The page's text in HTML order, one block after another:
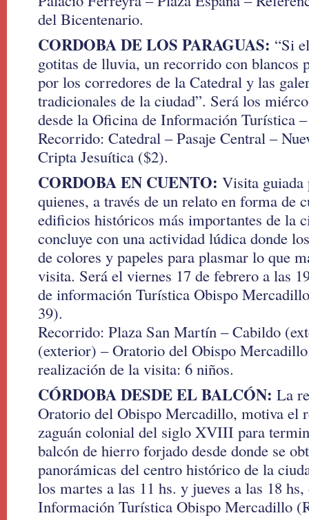
del Bicentenario.
CORDOBA DE LOS PARAGUAS: “Si
gotitas de lluvia, un recorrido con blancos
por los corredores de la Catedral y las
tradicionales de la ciudad”. Será los
desde la Oficina de Información Turística
Recorrido: Catedral – Pasaje Central –
Cripta Jesuítica ($2).
CORDOBA EN CUENTO: Visita guiada
quienes, a través de un relato en forma de
edificios históricos más importantes de la
concluye con una actividad lúdica donde
de colores y papeles para plasmar lo que
visita. Será el viernes 17 de febrero a las
de información Turística Obispo
39).
Recorrido: Plaza San Martín – Cabildo
(exterior) – Oratorio del Obispo
realización de la visita: 6 niños.
CÓRDOBA DESDE EL BALCÓN: La
Oratorio del Obispo Mercadillo, motiva el
zaguán colonial del siglo XVIII para
balcón de hierro forjado desde donde se
panorámicas del centro histórico de la
los martes a las 11 hs. y jueves a las 18
Información Turística Obispo Mercadillo